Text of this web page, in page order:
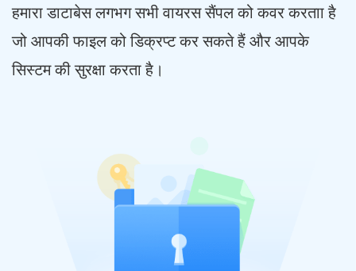
हमारा डाटाबेस लगभग सभी वायरस सैंपल को कवर करताा है
जो आपकी फाइल को डिक्रप्ट कर सकते हैं और आपके
सिस्टम की सुरक्षा करता है।